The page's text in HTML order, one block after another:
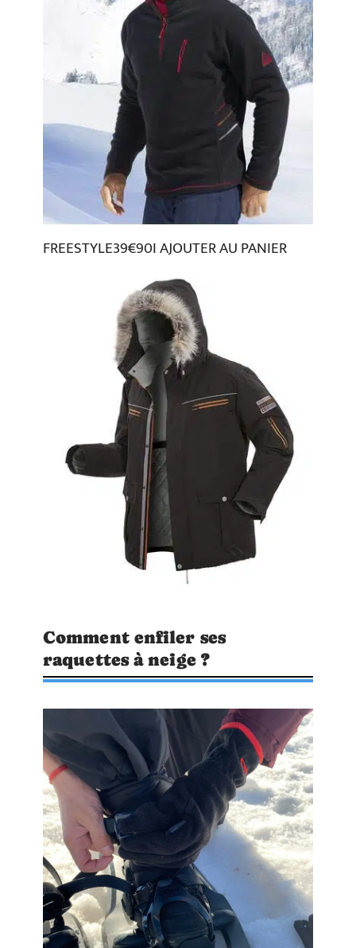
FREESTYLE39€90I AJOUTER AU PANIER
Comment enfiler ses
raquettes à neige ?